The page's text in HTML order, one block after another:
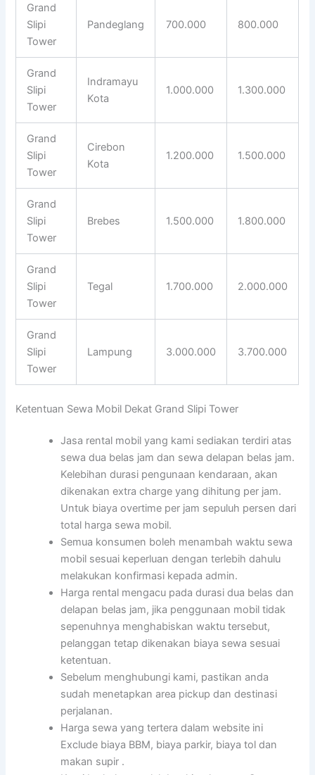
Grand
Slipi
Tower
Pandeglang 700.000 800.000
Grand
Slipi
Tower
Indramayu
Kota
1.000.000 1.300.000
Grand
Slipi
Tower
Cirebon
Kota
1.200.000 1.500.000
Grand
Slipi
Tower
Brebes 1.500.000 1.800.000
Grand
Slipi
Tower
Tegal 1.700.000 2.000.000
Grand
Slipi
Tower
Lampung 3.000.000 3.700.000
Ketentuan Sewa Mobil Dekat Grand Slipi Tower
Jasa rental mobil yang kami sediakan terdiri atas
sewa dua belas jam dan sewa delapan belas jam.
Kelebihan durasi pengunaan kendaraan, akan
dikenakan extra charge yang dihitung per jam.
Untuk biaya overtime per jam sepuluh persen dari
total harga sewa mobil.
Semua konsumen boleh menambah waktu sewa
mobil sesuai keperluan dengan terlebih dahulu
melakukan konfirmasi kepada admin.
Harga rental mengacu pada durasi dua belas dan
delapan belas jam, jika penggunaan mobil tidak
sepenuhnya menghabiskan waktu tersebut,
pelanggan tetap dikenakan biaya sewa sesuai
ketentuan.
Sebelum menghubungi kami, pastikan anda
sudah menetapkan area pickup dan destinasi
perjalanan.
Harga sewa yang tertera dalam website ini
Exclude biaya BBM, biaya parkir, biaya tol dan
makan supir .